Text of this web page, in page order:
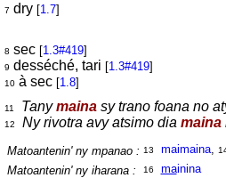
7 dry [1.7]
8 sec [1.3#419]
9 desséché, tari [1.3#419]
10à sec [1.8]
11 Tanymainasy trano foana no
12 Ny rivotra avy atsimo dia maina
Matoantenin' ny mpanao : 13 maimaina,
Matoantenin' ny iharana : 16 mainina